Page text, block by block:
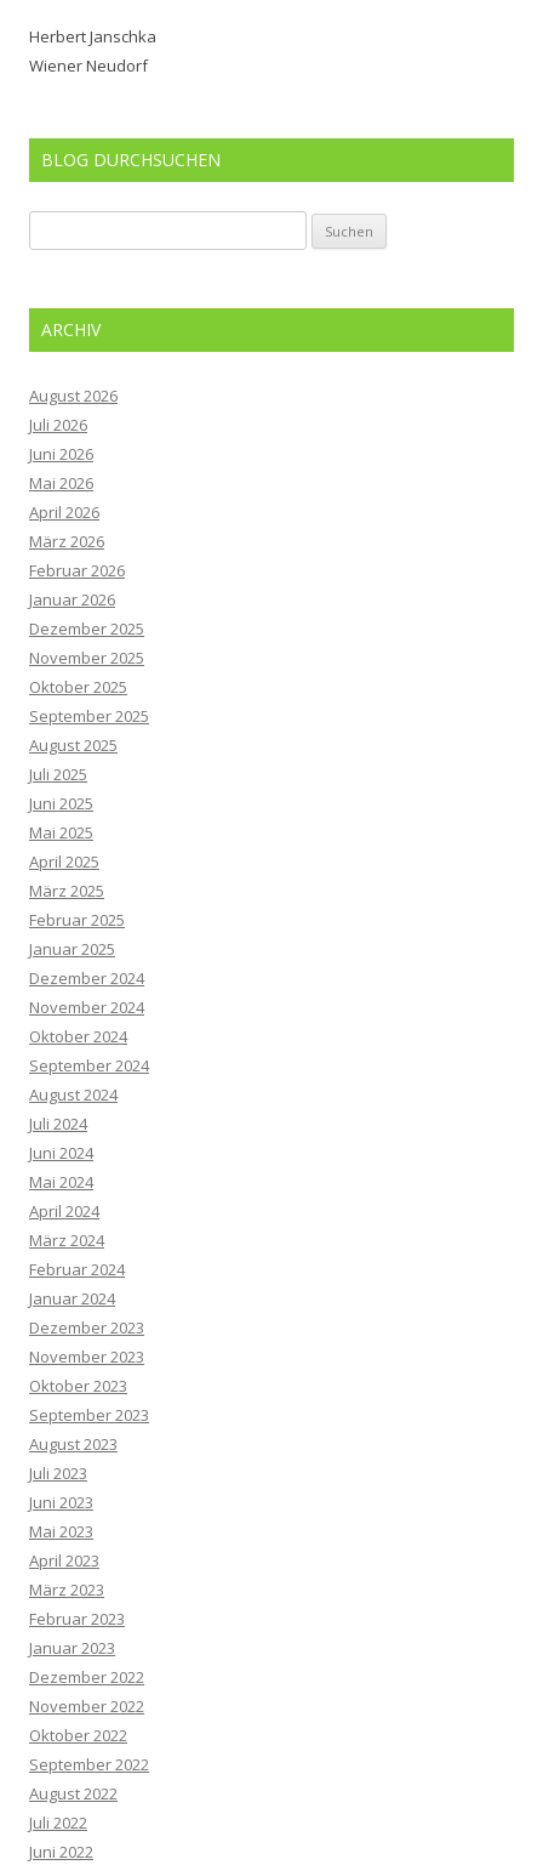
Herbert Janschka
Wiener Neudorf
BLOG DURCHSUCHEN
nach:
ARCHIV
August 2026
Juli 2026
Juni 2026
Mai 2026
April 2026
März 2026
Februar 2026
Januar 2026
Dezember 2025
November 2025
Oktober 2025
September 2025
August 2025
Juli 2025
Juni 2025
Mai 2025
April 2025
März 2025
Februar 2025
Januar 2025
Dezember 2024
November 2024
Oktober 2024
September 2024
August 2024
Juli 2024
Juni 2024
Mai 2024
April 2024
März 2024
Februar 2024
Januar 2024
Dezember 2023
November 2023
Oktober 2023
September 2023
August 2023
Juli 2023
Juni 2023
Mai 2023
April 2023
März 2023
Februar 2023
Januar 2023
Dezember 2022
November 2022
Oktober 2022
September 2022
August 2022
Juli 2022
Juni 2022